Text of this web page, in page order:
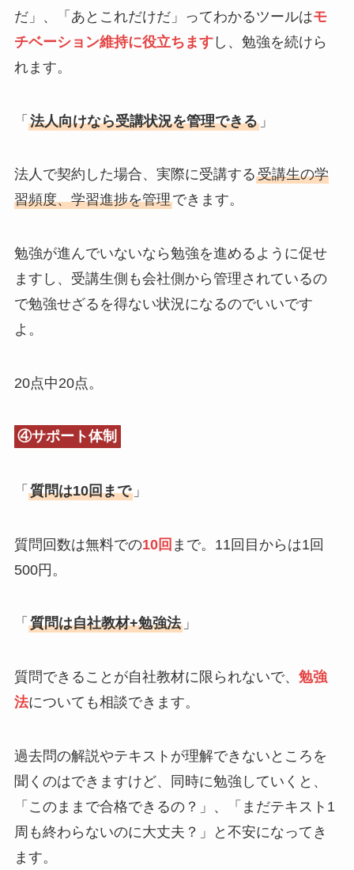
だ」、「あとこれだけだ」ってわかるツールはモ
チベーション維持に役立ちますし、勉強を続けら
れます。
「 法人向けなら受講状況を管理できる」
法人で契約した場合、実際に受講する受講生の学
習頻度、学習進捗を管理できます。
勉強が進んでいないなら勉強を進めるように促せ
ますし、受講生側も会社側から管理されているの
で勉強せざるを得ない状況になるのでいいです
よ。
20点中20点。
④サポート体制
「 質問は10回まで」
質問回数は無料での10回 まで。11回目からは1回
500円。
「 質問は自社教材+勉強法」
質問できることが自社教材に限られないで、 勉強
法についても相談できます。
過去問の解説やテキストが理解できないところを
聞くのはできますけど、同時に勉強していくと、
「このままで合格できるの？」、「まだテキスト1
周も終わらないのに大丈夫？」と不安になってき
ます。